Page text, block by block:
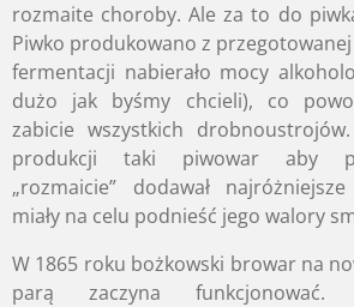
rozmaite choroby. Ale za to do
Piwko produkowano z
fermentacji nabierało mocy
dużo jak byśmy chcieli), co
zabicie wszystkich
produkcji taki piwowar aby
„rozmaicie” dodawał
miały na celu podnieść jego walory
W 1865 roku bożkowski browar na
parą zaczyna funkcjonować.